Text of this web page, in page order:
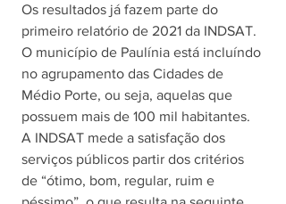
Os resultados já fazem parte do
primeiro relatório de 2021 da INDSAT.
O município de Paulínia está incluíndo
no agrupamento das Cidades de
Médio Porte, ou seja, aquelas que
possuem mais de 100 mil habitantes.
A INDSAT mede a satisfação dos
serviços públicos partir dos critérios
de “ótimo, bom, regular, ruim e